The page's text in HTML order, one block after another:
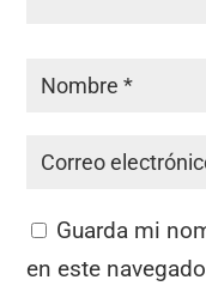
Guarda mi
en este